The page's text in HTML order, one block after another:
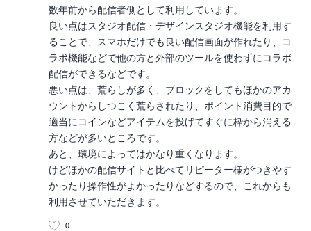
数年前から配信者側として利用しています。
良い点はスタジオ配信・デザインスタジオ機能を利用す
ることで、スマホだけでも良い配信画面が作れたり、コ
ラボ機能などで他の方と外部のツールを使わずにコラボ
配信ができるなどです。
悪い点は、荒らしが多く、ブロックをしてもほかのアカ
ウントからしつこく荒らされたり、ポイント消費目的で
適当にコインなどアイテムを投げてすぐに枠から消える
方などが多いところです。
あと、環境によってはかなり重くなります。
けどほかの配信サイトと比べてリピーター様がつきやす
かったり操作性がよかったりなどするので、これからも
利用させていただきます。
0